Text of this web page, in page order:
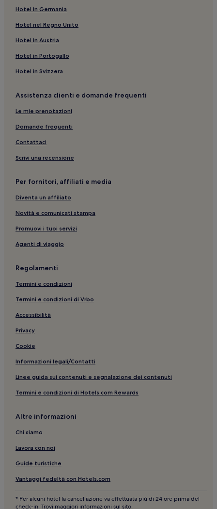
Hotel in Germania
Hotel nel Regno Unito
Hotel in Austria
Hotel in Portogallo
Hotel in Svizzera
Assistenza clienti e domande frequenti
Le mie prenotazioni
Domande frequenti
Contattaci
Scrivi una recensione
Per fornitori, affiliati e media
Diventa un affiliato
Novità e comunicati stampa
Promuovi i tuoi servizi
Agenti di viaggio
Regolamenti
Termini e condizioni
Termini e condizioni di Vrbo
Accessibilità
Privacy
Cookie
Informazioni legali/Contatti
Linee guida sui contenuti e segnalazione dei contenuti
Termini e condizioni di Hotels.com Rewards
Altre informazioni
Chi siamo
Lavora con noi
Guide turistiche
Vantaggi fedeltà con Hotels.com
* Per alcuni hotel la cancellazione va effettuata più di 24 ore prima del
check-in. Trovi maggiori informazioni sul sito.